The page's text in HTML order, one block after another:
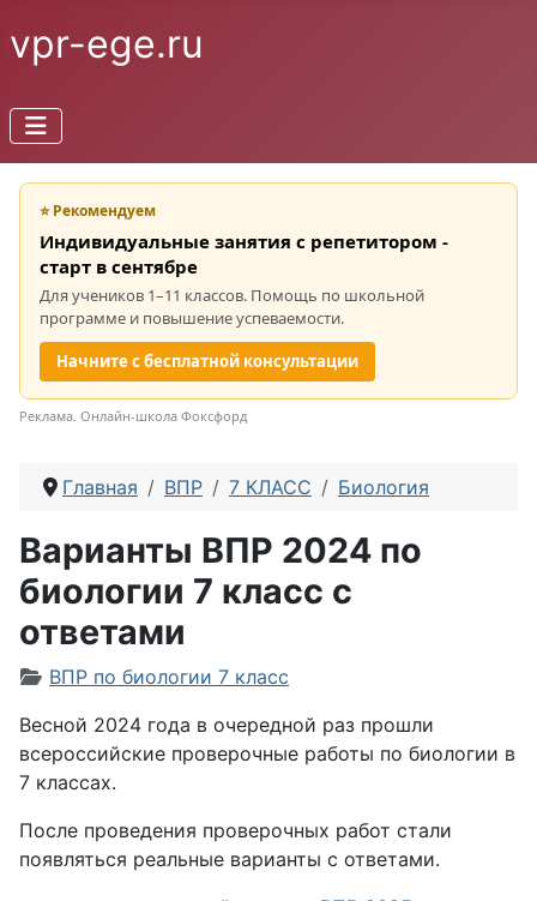
vpr-ege.ru
⭐ Рекомендуем
Индивидуальные занятия с репетитором -
старт в сентябре
Для учеников 1–11 классов. Помощь по школьной
программе и повышение успеваемости.
Начните с бесплатной консультации
Реклама. Онлайн-школа Фоксфорд
Главная ВПР 7 КЛАСС Биология
Варианты ВПР 2024 по
биологии 7 класс с
ответами
Информация о материале
ВПР по биологии 7 класс
Весной 2024 года в очередной раз прошли
всероссийские проверочные работы по биологии в
7 классах.
После проведения проверочных работ стали
появляться реальные варианты с ответами.